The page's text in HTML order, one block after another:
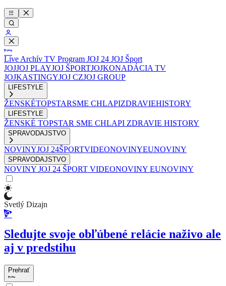
Live Archív TV Program JOJ 24 JOJ Šport
JOJJOJ PLAYJOJ ŠPORTJOJKONADÁCIA TV
JOJKASTINGYJOJ CZJOJ GROUP
LIFESTYLE
ŽENSKÉTOPSTARSME CHLAPIZDRAVIEHISTORY
LIFESTYLE
ŽENSKÉ TOPSTAR SME CHLAPI ZDRAVIE HISTORY
SPRAVODAJSTVO
NOVINYJOJ 24ŠPORTVIDEONOVINYEUNOVINY
SPRAVODAJSTVO
NOVINY JOJ 24 ŠPORT VIDEONOVINY EUNOVINY
Svetlý Dizajn
Sledujte svoje obľúbené relácie naživo ale
aj v predstihu
Prehrať